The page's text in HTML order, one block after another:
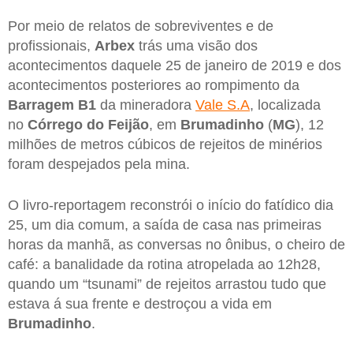
Por meio de relatos de sobreviventes e de
profissionais, Arbex trás uma visão dos
acontecimentos daquele 25 de janeiro de 2019 e dos
acontecimentos posteriores ao rompimento da
Barragem B1 da mineradora Vale S.A, localizada
no Córrego do Feijão, em Brumadinho (MG), 12
milhões de metros cúbicos de rejeitos de minérios
foram despejados pela mina.
O livro-reportagem reconstrói o início do fatídico dia
25, um dia comum, a saída de casa nas primeiras
horas da manhã, as conversas no ônibus, o cheiro de
café: a banalidade da rotina atropelada ao 12h28,
quando um “tsunami” de rejeitos arrastou tudo que
estava á sua frente e destroçou a vida em
Brumadinho.